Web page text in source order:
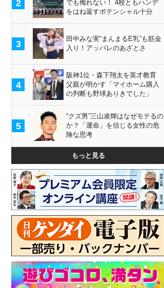
2
でも侮れない！ 4校ともハンデ
をはね返すポテンシャル十分
3
田中みな実“まんまるE乳”も筋金
入り！アッパレのあざとさ
4
阪神1位・森下翔太を英才教育
父親が明かす「マイホーム購入
の判断も野球ありきでした」
5
“クズ男”三山凌輝はなぜモテるの
か？「運命」を信じる女性の危
険な思考
もっと見る